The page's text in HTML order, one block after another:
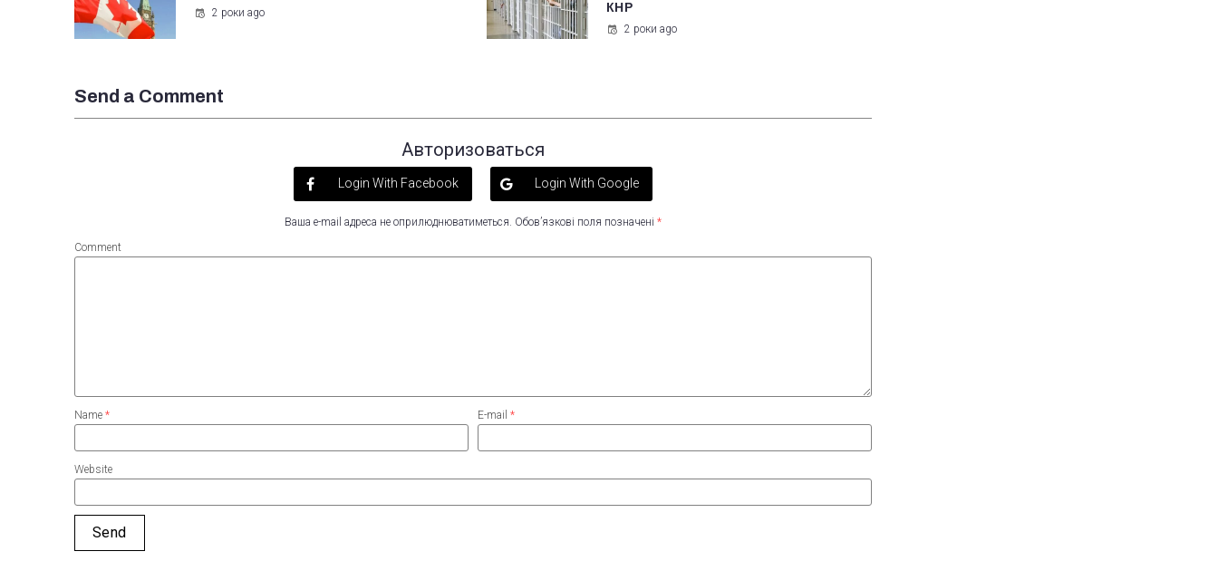
2 роки ago
КНР
2 роки ago
Send a Comment
Авторизоваться
Login With Facebook Login With Google
Ваша e-mail адреса не оприлюднюватиметься. Обов’язкові поля позначені *
Comment
Name * E-mail *
Website